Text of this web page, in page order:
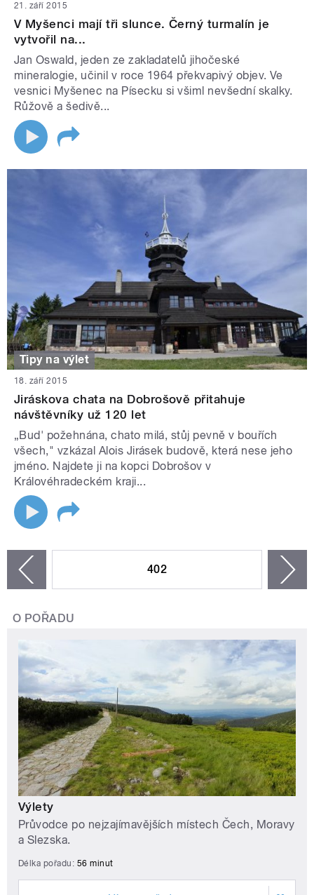
21. září 2015
V Myšenci mají tři slunce. Černý turmalín je
vytvořil na...
Jan Oswald, jeden ze zakladatelů jihočeské
mineralogie, učinil v roce 1964 překvapivý objev. Ve
vesnici Myšenec na Písecku si všiml nevšední skalky.
Růžově a šedivě...
Tipy na výlet
18. září 2015
Jiráskova chata na Dobrošově přitahuje
návštěvníky už 120 let
„Bud' požehnána, chato milá, stůj pevně v bouřích
všech," vzkázal Alois Jirásek budově, která nese jeho
jméno. Najdete ji na kopci Dobrošov v
Královéhradeckém kraji...
402
O POŘADU
Výlety
Průvodce po nejzajímavějších místech Čech, Moravy
a Slezska.
Délka pořadu: 56 minut